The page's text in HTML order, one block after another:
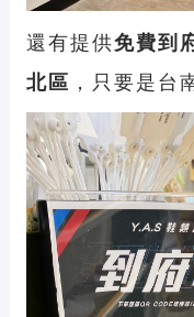
還有提供免費到
北區 ，只要是台